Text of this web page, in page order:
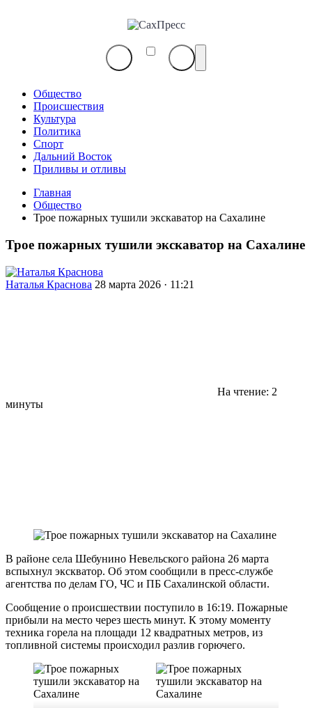
СахПресс
Общество
Происшествия
Культура
Политика
Спорт
Дальний Восток
Приливы и отливы
Главная
Общество
Трое пожарных тушили экскаватор на Сахалине
Трое пожарных тушили экскаватор на Сахалине
Наталья Краснова 28 марта 2026 · 11:21
На чтение: 2
минуты
В районе села Шебунино Невельского района 26 марта
вспыхнул экскватор. Об этом сообщили в пресс-службе
агентства по делам ГО, ЧС и ПБ Сахалинской области.
Сообщение о происшествии поступило в 16:19. Пожарные
прибыли на место через шесть минут. К этому моменту
техника горела на площади 12 квадратных метров, из
топливной системы происходил разлив горючего.